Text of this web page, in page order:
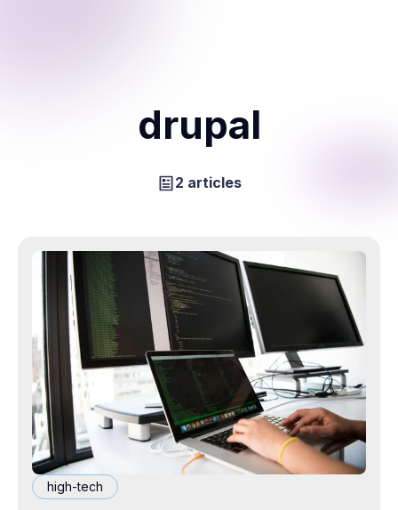
drupal
2 articles
high-tech